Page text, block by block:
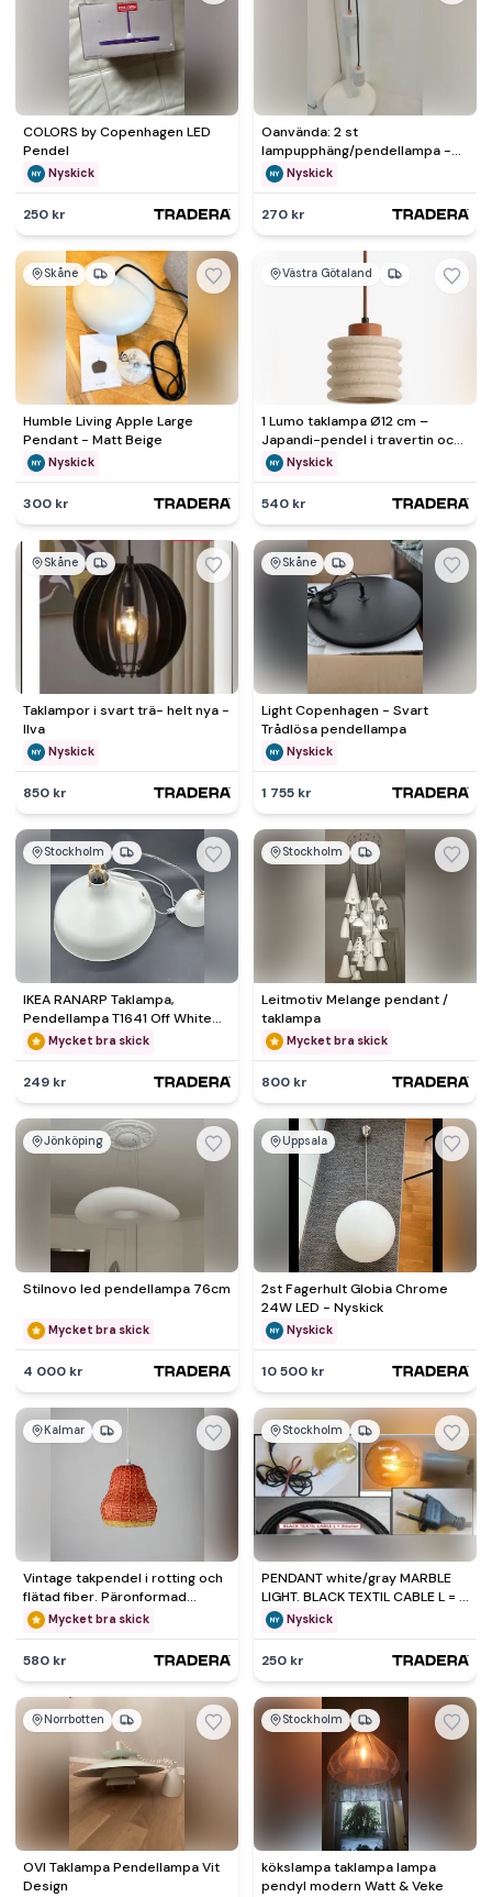
COLORS by Copenhagen LED
Pendel
Nyskick
250 kr
Oanvända: 2 st
lampupphäng/pendellampa -
Lightning by Havsö - marmor
Nyskick
270 kr
Skåne
Humble Living Apple Large
Pendant - Matt Beige
Nyskick
300 kr
Västra Götaland
1 Lumo taklampa Ø12 cm –
Japandi-pendel i travertin och
ljust träNyskick
540 kr
Skåne
Taklampor i svart trä- helt nya -
Ilva
Nyskick
850 kr
Skåne
Light Copenhagen - Svart
Trådlösa pendellampa
Nyskick
1 755 kr
Stockholm
IKEA RANARP Taklampa,
Pendellampa T1641 Off White
Fint skick
Mycket bra skick
249 kr
Stockholm
Leitmotiv Melange pendant /
taklampa
Mycket bra skick
800 kr
Jönköping
Stilnovo led pendellampa 76cm
Mycket bra skick
4 000 kr
Uppsala
2st Fagerhult Globia Chrome
24W LED - Nyskick
Nyskick
10 500 kr
Kalmar
Vintage takpendel i rotting och
flätad fiber. Päronformad
skärm, 50-60-tal.
Mycket bra skick
580 kr
Stockholm
PENDANT white/gray MARBLE
LIGHT. BLACK TEXTIL CABLE L = 3
meters condition : NEW
Nyskick
250 kr
Norrbotten
OVI Taklampa Pendellampa Vit
Design
Stockholm
kökslampa taklampa lampa
pendyl modern Watt & Veke